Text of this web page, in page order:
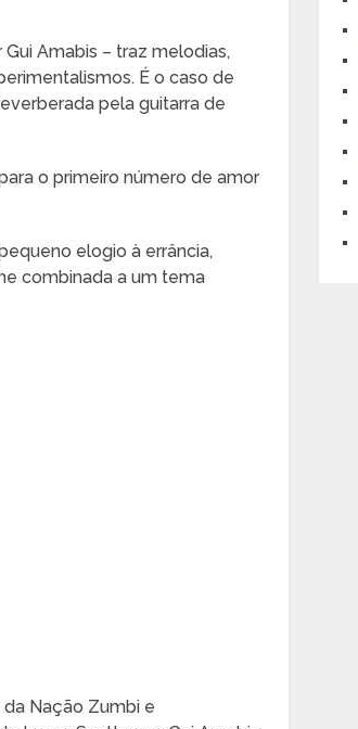
Amabis – traz melodias,
É o caso de
pela guitarra de
o primeiro número de amor
elogio à errância,
combinada a um tema
Nação Zumbi e